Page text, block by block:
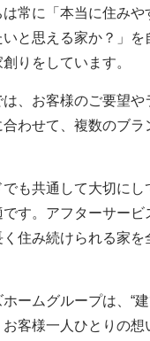
常に「本当に住みや
いと思える家か？」
りをしています。
、お客様のご要望や
わせて、複数のブラ
も共通して大切にし
す。アフターサービ
住み続けられる家を
ームグループは、“
客様一人ひとりの想